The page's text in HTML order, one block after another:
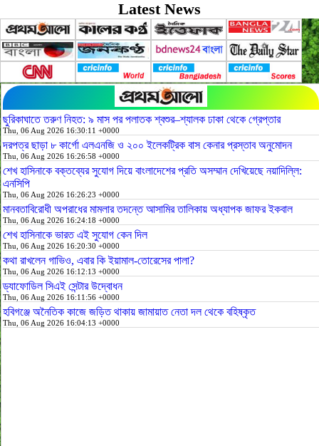
Latest News
ছুরিকাঘাতে তরুণ নিহত: ৯ মাস পর পলাতক শ্বশুর–শ্যালক ঢাকা থেকে গ্রেপ্তার
Thu, 06 Aug 2026 16:30:11 +0000
দরপত্র ছাড়া ৮ কার্গো এলএনজি ও ২০০ ইলেকট্রিক বাস কেনার প্রস্তাব অনুমোদন
Thu, 06 Aug 2026 16:26:58 +0000
শেখ হাসিনাকে বক্তব্যের সুযোগ দিয়ে বাংলাদেশের প্রতি অসম্মান দেখিয়েছে নয়াদিল্লি:
এনসিপি
Thu, 06 Aug 2026 16:26:23 +0000
মানবতাবিরোধী অপরাধের মামলার তদন্তে আসামির তালিকায় অধ্যাপক জাফর ইকবাল
Thu, 06 Aug 2026 16:24:18 +0000
শেখ হাসিনাকে ভারত এই সুযোগ কেন দিল
Thu, 06 Aug 2026 16:20:30 +0000
কথা রাখলেন গাভিও, এবার কি ইয়ামাল-তোরেসের পালা?
Thu, 06 Aug 2026 16:12:13 +0000
ড্যাফোডিল সিএই সেন্টার উদ্বোধন
Thu, 06 Aug 2026 16:11:56 +0000
হবিগঞ্জে অনৈতিক কাজে জড়িত থাকায় জামায়াত নেতা দল থেকে বহিষ্কৃত
Thu, 06 Aug 2026 16:04:13 +0000